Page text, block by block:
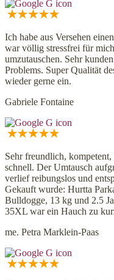
Ich habe aus Versehen
war völlig stressfrei für
umzutauschen. Sehr
Problems. Super Qualität
wieder gerne ein.
Gabriele Fontaine
Sehr freundlich,
schnell. Der Umtausch
verlief reibungslos und
Gekauft wurde: Hurtta
Bulldogge, 13 kg und 2.5
35XL war ein Hauch zu
me. Petra Marklein-Paas